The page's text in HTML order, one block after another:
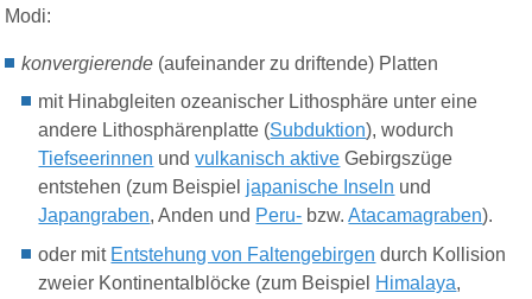
Modi:
konvergierende (aufeinander zu driftende) Platten
mit Hinabgleiten ozeanischer Lithosphäre unter eine
andere Lithosphärenplatte (Subduktion), wodurch
Tiefseerinnen undvulkanisch aktive Gebirgszüge
entstehen (zum Beispiel japanische Inseln und
Japangraben, Anden und Peru- bzw.Atacamagraben).
oder mit Entstehung von Faltengebirgen durch Kollision
zweier Kontinentalblöcke (zum Beispiel Himalaya,